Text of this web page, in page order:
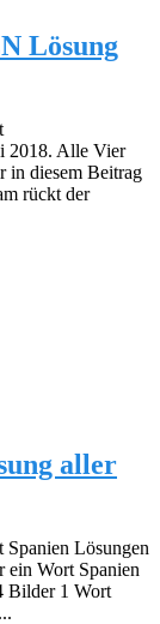
Lösung
2018. Alle Vier
in diesem Beitrag
rückt der
aller
Lösungen
ein Wort Spanien
Bilder 1 Wort